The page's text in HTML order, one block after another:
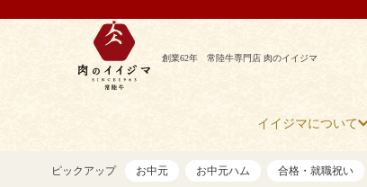
創業62年 常陸牛専門店 肉のイイジマ
イイジマについて
ピックアップ お中元 お中元ハム 合格・就職祝い